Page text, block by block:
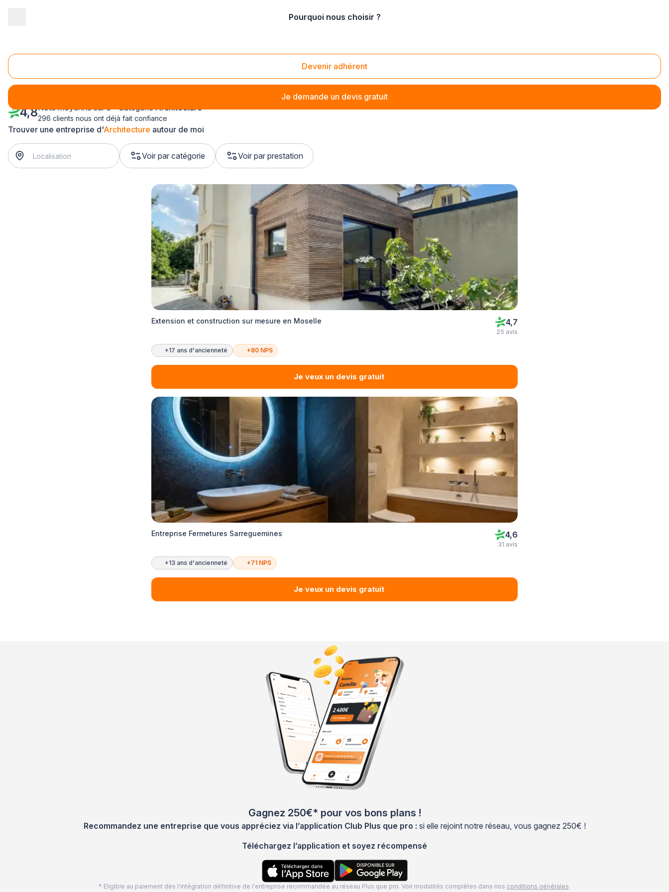
Pourquoi nous choisir ?
Devenir adhérent
Je demande un devis gratuit
Architecture Lorraine
Trouver une entreprise d'Architecture autour de moi
Voir par catégorie Voir par prestation
4,8Note moyenne sur 5 - CatégorieArchitecture
296 clients nous ont déjà fait confiance
Extension et construction sur mesure en Moselle 4,7
25 avis
+17 ans d'ancienneté +80 NPS
Je veux un devis gratuit
Entreprise Fermetures Sarreguemines 4,6
31 avis
+13 ans d'ancienneté +71 NPS
Je veux un devis gratuit
Gagnez 250€* pour vos bons plans !
Recommandez une entreprise que vous appréciez via l’application Club Plus que pro : si elle rejoint notre réseau, vous gagnez 250€ !
Téléchargez l’application et soyez récompensé
* Eligible au paiement dès l'intégration définitive de l'entreprise recommandée au réseau Plus que pro. Voir modalités complètes dans nos conditions générales.